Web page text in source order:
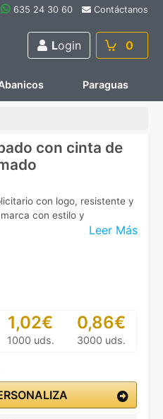
635 24 30 60 Contáctanos
Login 0
Paraguas
con cinta de
Leer Más
con logo, resistente y
con estilo y
1,02€
1000 uds.
0,86€
3000 uds.